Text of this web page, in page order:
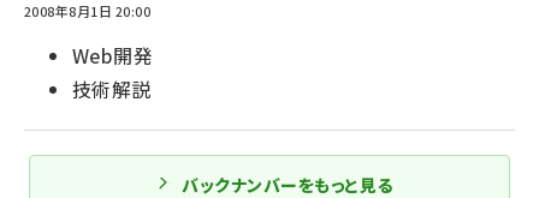
2008年8月1日 20:00
Web開発
技術解説
バックナンバーをもっと見る